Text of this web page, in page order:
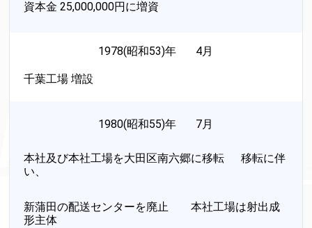
資本金 25,000,000円に増資
1978(昭和53)年 4月
千葉工場 増設
1980(昭和55)年 7月
本社及び本社工場を大田区南六郷に移転 移転に伴
い、
新蒲田の配送センターを廃止 本社工場は射出成
形主体